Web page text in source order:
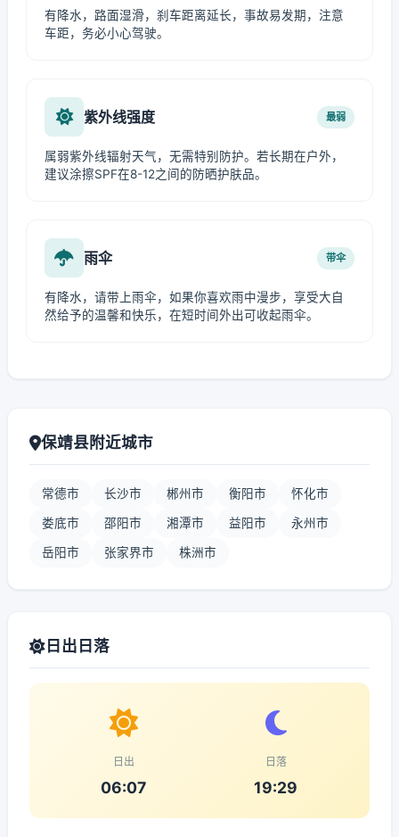
有降水，路面湿滑，刹车距离延长，事故易发期，注意
车距，务必小心驾驶。
紫外线强度 最弱
属弱紫外线辐射天气，无需特别防护。若长期在户外，
建议涂擦SPF在8-12之间的防晒护肤品。
雨伞 带伞
有降水，请带上雨伞，如果你喜欢雨中漫步，享受大自
然给予的温馨和快乐，在短时间外出可收起雨伞。
保靖县附近城市
常德市 长沙市 郴州市 衡阳市 怀化市
娄底市 邵阳市 湘潭市 益阳市 永州市
岳阳市 张家界市 株洲市
日出日落
日出
06:07
日落
19:29